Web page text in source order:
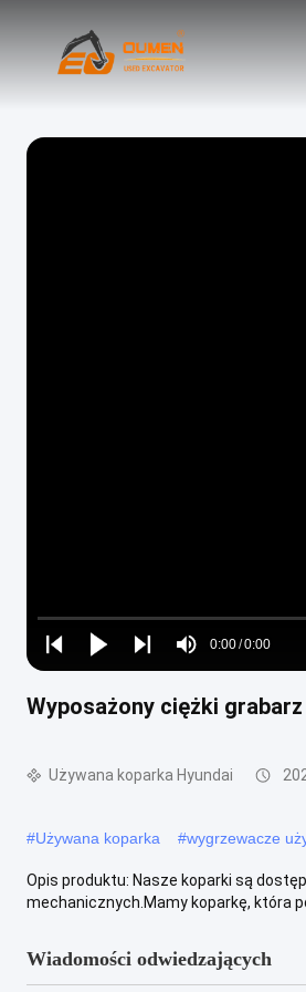
Play
Play
Play
Mute
Time
0:00/0:00
Loaded:
0%
Wyposażony ciężki
Używana koparka Hyundai
#Używana koparka #wygrzewacze
Opis produktu: Nasze koparki są
mechanicznych.Mamy koparkę, która
Wiadomości odwiedzających